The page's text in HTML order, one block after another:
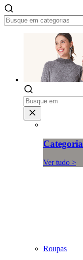
Categoria
Ver tudo >
Roupas